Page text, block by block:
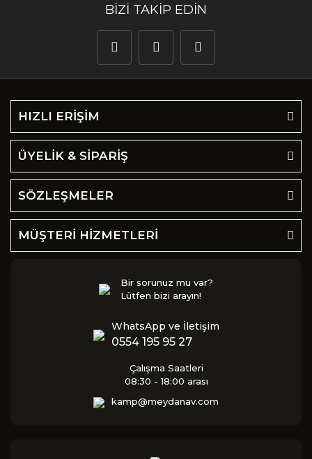
BİZİ TAKİP EDİN
HIZLI ERİŞİM
ÜYELİK & SİPARİŞ
SÖZLEŞMELER
MÜŞTERİ HİZMETLERİ
Bir sorunuz mu var?
Lütfen bizi arayın!
WhatsApp ve İletişim
0554 195 95 27
Çalışma Saatleri
08:30 - 18:00 arası
kamp@meydanav.com